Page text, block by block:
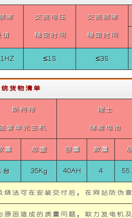
定，
护
方
便，
所
率
值
交流电压
稳定时间
交流频率
稳定时间
≤1S ≤3S
货物清单
斯柯特
管单元主机
理士
储能电池
量 总重 容量 数量
台 35Kg 40AH 4
绕法可在安装交付后，在网站防
原因造成的质量问题，取力发电机